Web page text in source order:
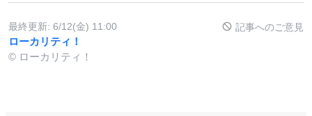
最終更新: 6/12(金) 11:00 記事へのご意見
ローカリティ！
© ローカリティ！